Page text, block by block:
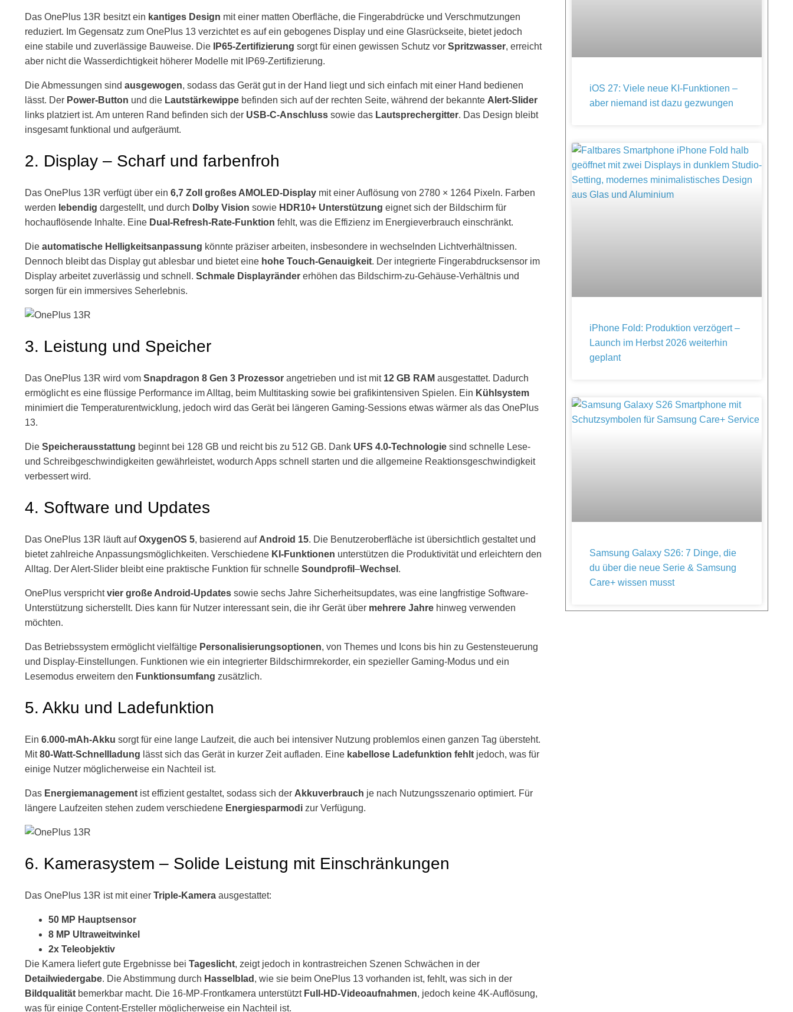
Das OnePlus 13R besitzt ein kantiges Design mit einer matten Oberfläche, die Fingerabdrücke und Verschmutzungen
reduziert. Im Gegensatz zum OnePlus 13 verzichtet es auf ein gebogenes Display und eine Glasrückseite, bietet jedoch
eine stabile und zuverlässige Bauweise. Die
IP65-Zertifizierung sorgt für einen gewissen Schutz vor Spritzwasser, erreicht
aber nicht die Wasserdichtigkeit höherer Modelle mit IP69-Zertifizierung.
Die Abmessungen sind ausgewogen, sodass das Gerät gut in der Hand liegt und sich einfach mit einer Hand bedienen
lässt. Der Power-Button und die Lautstärkewippe befinden sich auf der rechten Seite, während der bekannte Alert-Slider
links platziert ist. Am unteren Rand befinden sich der USB-C-Anschluss sowie das Lautsprechergitter. Das Design bleibt
insgesamt funktional und aufgeräumt.
2. Display – Scharf und farbenfroh
Das OnePlus 13R verfügt über ein 6,7 Zoll großes AMOLED-Display mit einer Auflösung von 2780 × 1264 Pixeln. Farben
werden lebendig dargestellt, und durch Dolby Vision sowie HDR10+ Unterstützung eignet sich der Bildschirm für
hochauflösende Inhalte. Eine Dual-Refresh-Rate-Funktion fehlt, was die Effizienz im Energieverbrauch einschränkt.
Die automatische Helligkeitsanpassung könnte präziser arbeiten, insbesondere in wechselnden Lichtverhältnissen.
Dennoch bleibt das Display gut ablesbar und bietet eine hohe Touch-Genauigkeit. Der integrierte Fingerabdrucksensor im
Display arbeitet zuverlässig und schnell. Schmale Displayränder erhöhen das Bildschirm-zu-Gehäuse-Verhältnis und
sorgen für ein immersives Seherlebnis.
3. Leistung und Speicher
Das OnePlus 13R wird vom Snapdragon 8 Gen 3 Prozessor angetrieben und ist mit 12 GB RAM ausgestattet. Dadurch
ermöglicht es eine flüssige Performance im Alltag, beim Multitasking sowie bei grafikintensiven Spielen. Ein Kühlsystem
minimiert die Temperaturentwicklung, jedoch wird das Gerät bei längeren Gaming-Sessions etwas wärmer als das OnePlus
13.
Die Speicherausstattung beginnt bei 128 GB und reicht bis zu 512 GB. Dank UFS 4.0-Technologie sind schnelle Lese-
und Schreibgeschwindigkeiten gewährleistet, wodurch Apps schnell starten und die allgemeine Reaktionsgeschwindigkeit
verbessert wird.
4. Software und Updates
Das OnePlus 13R läuft aufOxygenOS 5, basierend auf Android 15. Die Benutzeroberfläche ist übersichtlich gestaltet und
bietet zahlreiche Anpassungsmöglichkeiten. Verschiedene KI-Funktionen unterstützen die Produktivität und erleichtern den
Alltag. Der Alert-Slider bleibt eine praktische Funktion für schnelle Soundprofil –Wechsel .
OnePlus versprichtvier große Android-Updates sowie sechs Jahre Sicherheitsupdates, was eine langfristige Software-
Unterstützung sicherstellt. Dies kann für Nutzer interessant sein, die ihr Gerät über mehrere Jahre hinweg verwenden
möchten.
Das Betriebssystem ermöglicht vielfältige Personalisierungsoptionen, von Themes und Icons bis hin zu Gestensteuerung
und Display-Einstellungen. Funktionen wie ein integrierter Bildschirmrekorder, ein spezieller Gaming-Modus und ein
Lesemodus erweitern den Funktionsumfang zusätzlich.
5. Akku und Ladefunktion
Ein 6.000-mAh-Akku sorgt für eine lange Laufzeit, die auch bei intensiver Nutzung problemlos einen ganzen Tag übersteht.
Mit80-Watt-Schnellladung lässt sich das Gerät in kurzer Zeit aufladen. Eine kabellose Ladefunktion fehlt jedoch, was für
einige Nutzer möglicherweise ein Nachteil ist.
Das Energiemanagement ist effizient gestaltet, sodass sich der Akkuverbrauch je nach Nutzungsszenario optimiert. Für
längere Laufzeiten stehen zudem verschiedene Energiesparmodi zur Verfügung.
6. Kamerasystem – Solide Leistung mit Einschränkungen
Das OnePlus 13R ist mit einer Triple-Kamera ausgestattet:
50 MP Hauptsensor
8 MP Ultraweitwinkel
2x Teleobjektiv
Die Kamera liefert gute Ergebnisse bei Tageslicht, zeigt jedoch in kontrastreichen Szenen Schwächen in der
Detailwiedergabe. Die Abstimmung durch Hasselblad , wie sie beim OnePlus 13 vorhanden ist, fehlt, was sich in der
Bildqualität bemerkbar macht. Die 16-MP-Frontkamera unterstütztFull-HD-Videoaufnahmen, jedoch keine 4K-Auflösung,
was für einige Content-Ersteller möglicherweise ein Nachteil ist.
iOS 27: Viele neue KI-Funktionen –
aber niemand ist dazu gezwungen
iPhone Fold: Produktion verzögert –
Launch im Herbst 2026 weiterhin
geplant
Samsung Galaxy S26: 7 Dinge, die
du über die neue Serie & Samsung
Care+ wissen musst